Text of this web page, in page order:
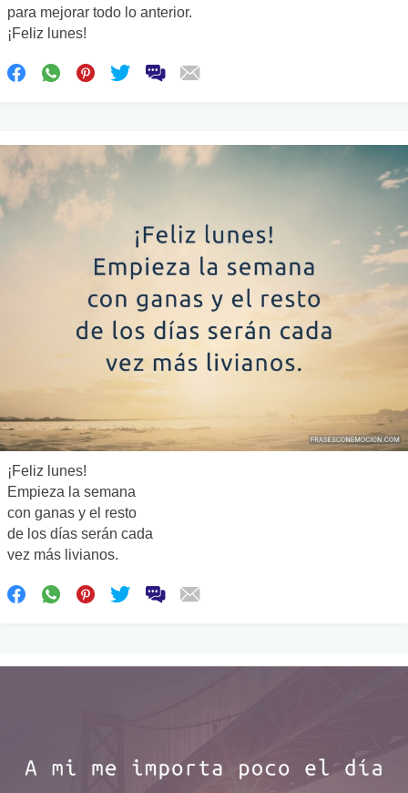
para mejorar todo lo anterior.
¡Feliz lunes!
¡Feliz lunes!
Empieza la semana
con ganas y el resto
de los días serán cada
vez más livianos.